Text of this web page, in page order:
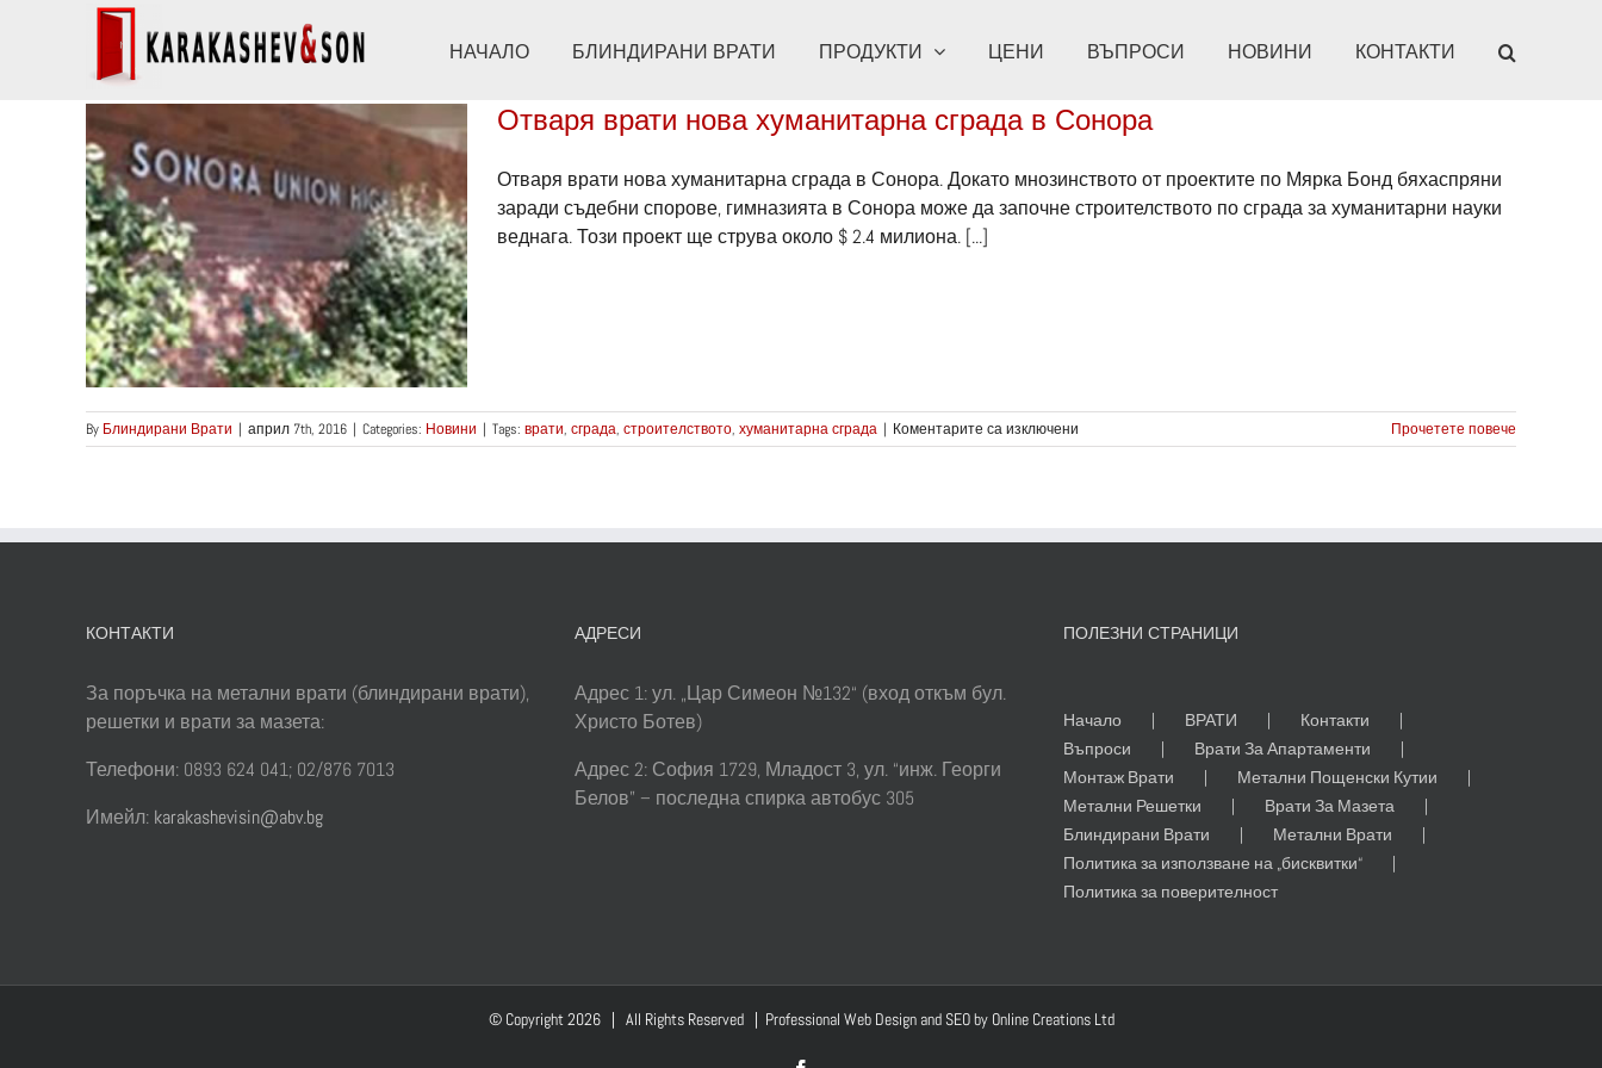
НАЧАЛО БЛИНДИРАНИ ВРАТИ ПРОДУКТИ ЦЕНИ ВЪПРОСИ НОВИНИ КОНТАКТИ
Отваря врати нова хуманитарна сграда в Сонора
Отваря врати нова хуманитарна сграда в Сонора. Докато мнозинството от проектите по Мярка Бонд бяхаспряни
заради съдебни спорове, гимназията в Сонора може да започне строителството по сграда за хуманитарни науки
веднага. Този проект ще струва около $ 2.4 милиона. [...]
By Блиндирани Врати | април 7th, 2016 | Categories: Новини | Tags: врати, сграда, строителството, хуманитарна сграда | Коментарите са изключени
Отваря
Прочетете повече
КОНТАКТИ
За поръчка на метални врати (блиндирани врати),
решетки и врати за мазета:
Телефони: 0893 624 041; 02/876 7013
Имейл: karakashevisin@abv.bg
АДРЕСИ
Адрес 1: ул. „Цар Симеон №132“ (вход откъм бул.
Христо Ботев)
Адрес 2: София 1729, Младост 3, ул. “инж. Георги
Белов” – последна спирка автобус 305
ПОЛЕЗНИ СТРАНИЦИ
Начало ВРАТИ
Контакти
Въпроси
Врати За Апартаменти
Монтаж Врати
Метални Пощенски Кутии
Метални Решетки
Врати За Мазета
Блиндирани Врати
Метални Врати
Политика за използване на „бисквитки“
Политика за поверителност
© Copyright2026 | All Rights Reserved | Professional Web Design and SEO by Online Creations Ltd